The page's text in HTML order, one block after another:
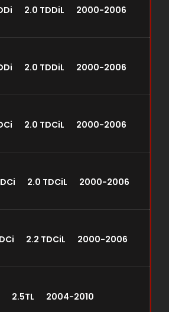
2.0 TDDiL 2000-2006
2.0 TDDiL 2000-2006
2.0 TDCiL 2000-2006
2.0 TDCiL 2000-2006
2.2 TDCiL 2000-2006
2.5TL 2004-2010